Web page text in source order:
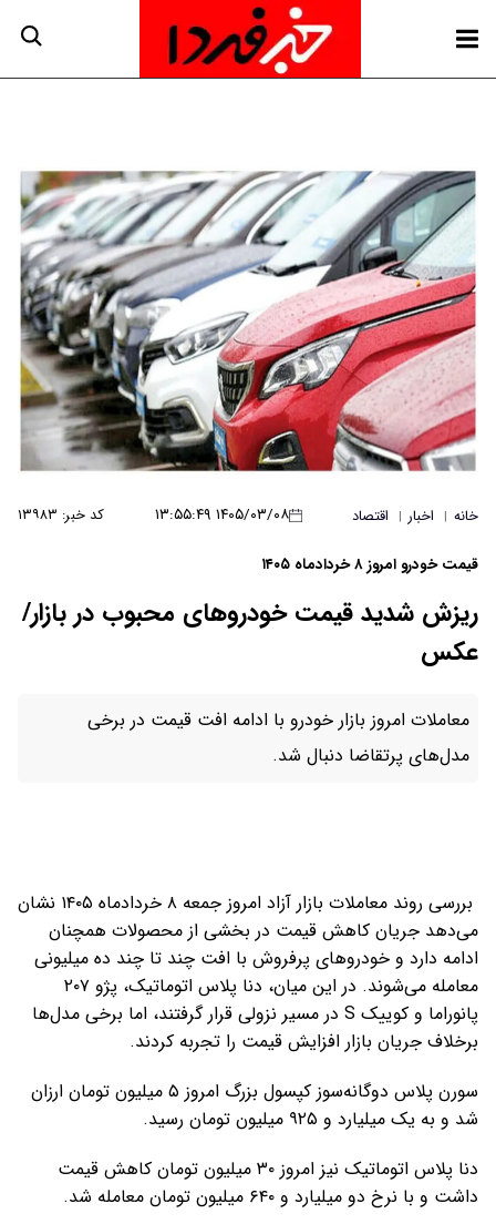
خانه | اخبار | اقتصاد ۱۴۰۵/۰۳/۰۸ ۱۳:۵۵:۴۹ کد خبر: ۱۳۹۸۳
قیمت خودرو امروز ۸ خردادماه ۱۴۰۵
ریزش شدید قیمت خودروهای محبوب در بازار/
عکس
معاملات امروز بازار خودرو با ادامه افت قیمت در برخی
مدل‌های پرتقاضا دنبال شد.
بررسی روند معاملات بازار آزاد امروز جمعه ۸ خردادماه ۱۴۰۵ نشان
می‌دهد جریان کاهش قیمت در بخشی از محصولات همچنان
ادامه دارد و خودروهای پرفروش با افت چند تا چند ده میلیونی
معامله می‌شوند. در این میان، دنا پلاس اتوماتیک، پژو ۲۰۷
پانوراما و کوییک S در مسیر نزولی قرار گرفتند، اما برخی مدل‌ها
برخلاف جریان بازار افزایش قیمت را تجربه کردند.
سورن پلاس دوگانه‌سوز کپسول بزرگ امروز ۵ میلیون تومان ارزان
شد و به یک میلیارد و ۹۲۵ میلیون تومان رسید.
دنا پلاس اتوماتیک نیز امروز ۳۰ میلیون تومان کاهش قیمت
داشت و با نرخ دو میلیارد و ۶۴۰ میلیون تومان معامله شد.